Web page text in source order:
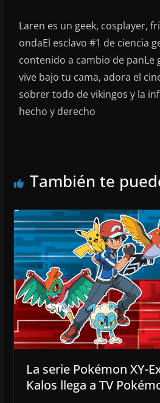
Laren es un geek, cosplayer,
ondaEl esclavo #1 de ciencia
contenido a cambio de panLe
vive bajo tu cama, adora el
sobrer todo de vikingos y la
hecho y derecho
También te
La serie Pokémon XY-
Kalos llega a TV